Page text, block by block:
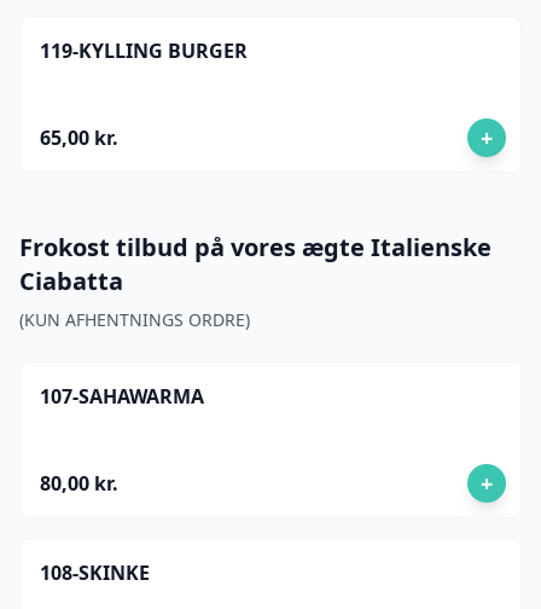
119-KYLLING BURGER
65,00 kr. +
Frokost tilbud på vores ægte Italienske
Ciabatta
(KUN AFHENTNINGS ORDRE)
107-SAHAWARMA
80,00 kr. +
108-SKINKE